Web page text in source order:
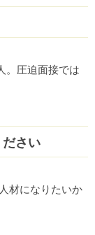
。圧迫面接では
さい
材になりたいか